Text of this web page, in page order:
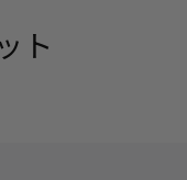
ト